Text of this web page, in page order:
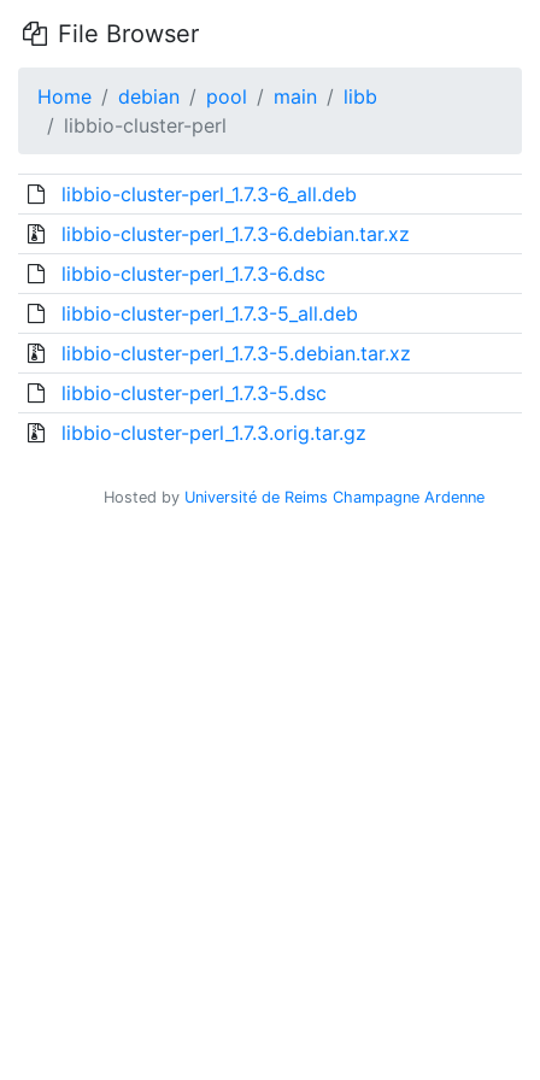
File Browser
Home debian pool main
libb
libbio-cluster-perl
libbio-cluster-perl_1.7.3-6_all.deb
libbio-cluster-perl_1.7.3-6.debian.tar.xz
libbio-cluster-perl_1.7.3-6.dsc
libbio-cluster-perl_1.7.3-5_all.deb
libbio-cluster-perl_1.7.3-5.debian.tar.xz
libbio-cluster-perl_1.7.3-5.dsc
libbio-cluster-perl_1.7.3.orig.tar.gz
Hosted by Université de Reims Champagne Ardenne